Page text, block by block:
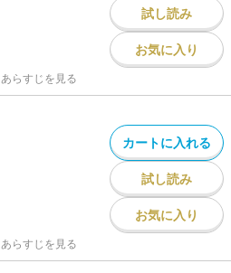
試し読み
お気に入り
あらすじを見る
カートに入れる
試し読み
お気に入り
あらすじを見る